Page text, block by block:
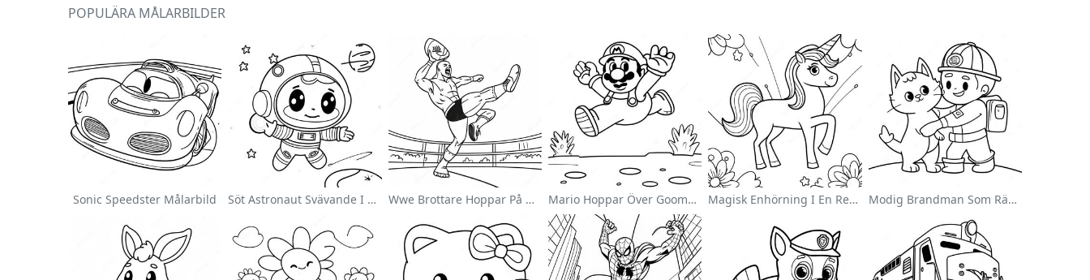
POPULÄRA MÅLARBILDER
Sonic Speedster Målarbild Söt Astronaut Svävande I Rymden Målarbild Wwe Brottare Hoppar På Motståndare Målarbild Mario Hoppar Över Goombas Målarbild Magisk Enhörning I En Regnbåge Målarbild Modig Brandman Som Räddar En Katt Målarbild